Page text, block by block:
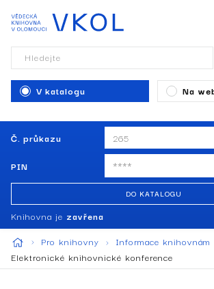
Č. průkazu
PIN
DO KATALOGU
Knihovna je zavřena
Hledejte
V katalogu Na
Pro knihovny
Informace knihovnám
Elektronické knihovnické konference